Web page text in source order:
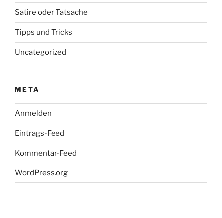
Satire oder Tatsache
Tipps und Tricks
Uncategorized
META
Anmelden
Eintrags-Feed
Kommentar-Feed
WordPress.org